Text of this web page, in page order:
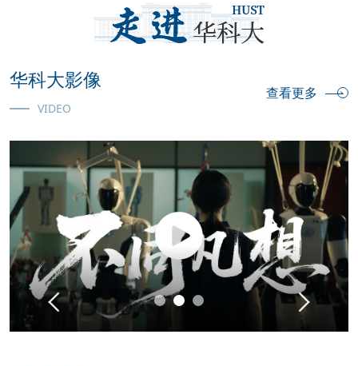
华科大影像
VIDEO
查看更多